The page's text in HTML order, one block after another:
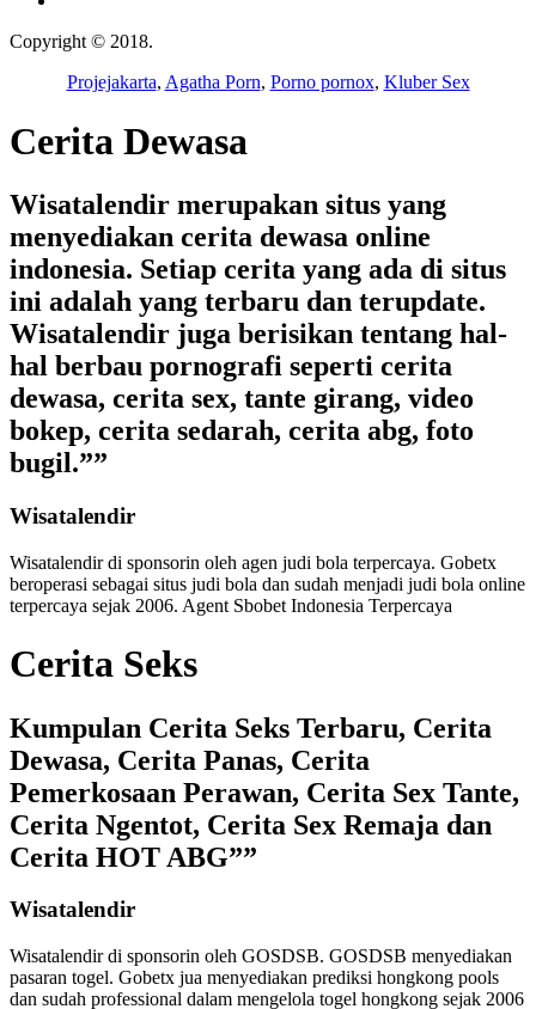
Copyright © 2018.
Projejakarta, Agatha Porn, Porno pornox, Kluber Sex
Cerita Dewasa
Wisatalendir merupakan situs yang
menyediakan cerita dewasa online
indonesia. Setiap cerita yang ada di situs
ini adalah yang terbaru dan terupdate.
Wisatalendir juga berisikan tentang hal-
hal berbau pornografi seperti cerita
dewasa, cerita sex, tante girang, video
bokep, cerita sedarah, cerita abg, foto
bugil.””
Wisatalendir
Wisatalendir di sponsorin oleh agen judi bola terpercaya. Gobetx
beroperasi sebagai situs judi bola dan sudah menjadi judi bola online
terpercaya sejak 2006. Agent Sbobet Indonesia Terpercaya
Cerita Seks
Kumpulan Cerita Seks Terbaru, Cerita
Dewasa, Cerita Panas, Cerita
Pemerkosaan Perawan, Cerita Sex Tante,
Cerita Ngentot, Cerita Sex Remaja dan
Cerita HOT ABG””
Wisatalendir
Wisatalendir di sponsorin oleh GOSDSB. GOSDSB menyediakan
pasaran togel. Gobetx jua menyediakan prediksi hongkong pools
dan sudah professional dalam mengelola togel hongkong sejak 2006